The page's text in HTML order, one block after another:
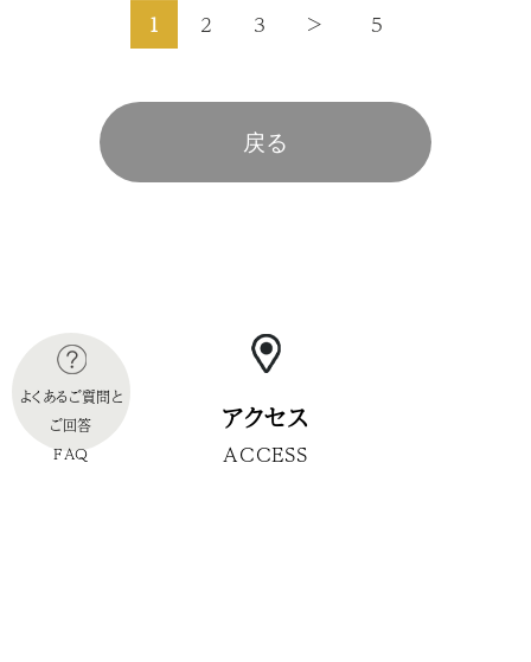
1 2 3 > 5
戻る
アクセス
ACCESS
よくあるご質問と
ご回答
FAQ